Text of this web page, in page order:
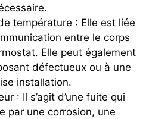
température : Elle est liée
entre le corps
Elle peut également
défectueux ou à une
installation.
: Il s’agit d’une fuite qui
par une corrosion, une